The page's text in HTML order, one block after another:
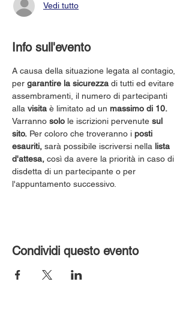
Vedi tutto
Info sull'evento
A causa della situazione legata al contagio,
per garantire la sicurezza di tutti ed evitare
assembramenti, il numero di partecipanti
alla visita è limitato ad un massimo di 10.
Varranno solo le iscrizioni pervenute sul
sito. Per coloro che troveranno i posti
esauriti, sarà possibile iscriversi nella lista
d'attesa, così da avere la priorità in caso di
disdetta di un partecipante o per
l'appuntamento successivo.
Condividi questo evento